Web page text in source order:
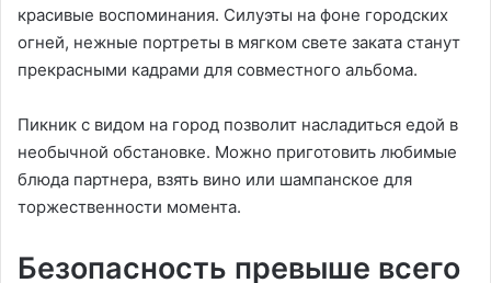
красивые воспоминания. Силуэты на фоне городских
огней, нежные портреты в мягком свете заката станут
прекрасными кадрами для совместного альбома.
Пикник с видом на город позволит насладиться едой в
необычной обстановке. Можно приготовить любимые
блюда партнера, взять вино или шампанское для
торжественности момента.
Безопасность превыше всего